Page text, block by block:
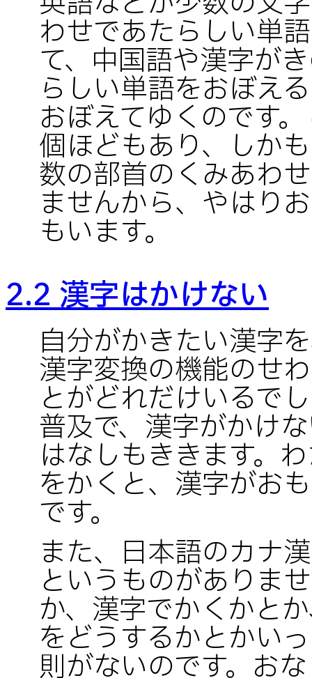
わせであたらしい単
て、中国語や漢字が
らしい単語をおぼえ
おぼえてゆくのです
個ほどもあり、しか
数の部首のくみあわ
ませんから、やはり
もいます。
2.2 漢字はかけない
自分がかきたい漢字
漢字変換の機能のせ
とがどれだけいるで
普及で、漢字がかけ
はなしもききます。
をかくと、漢字がお
です。
また、日本語のカナ
というものがありま
か、漢字でかくかと
をどうするかとかい
則がないのです。お